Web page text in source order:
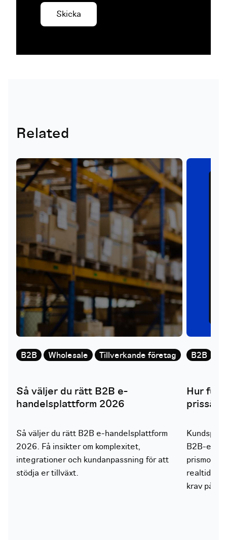
Related
B2B Wholesale Tillverkande företag
Så väljer du rätt B2B e-
handelsplattform 2026
Så väljer du rätt B2B e-handelsplattform
2026. Få insikter om komplexitet,
integrationer och kundanpassning för att
stödja er tillväxt.
B2B
Hur
B2B-e-
realtid
krav på